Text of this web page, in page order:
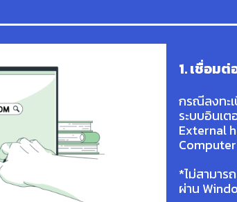
1. เชื่อม
กรณีลงทะ
ระบบอินเ
External
*ไม่สามาร
ผ่าน